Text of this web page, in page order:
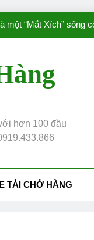
“Mắt Xích” sống
cho thuê xe tải uy tín,
Cho Thuê Xe Tải,
“Mắt Xích” sống
cho thuê xe tải uy tín,
hơn 100 đầu
TẢI CHỞ HÀNG